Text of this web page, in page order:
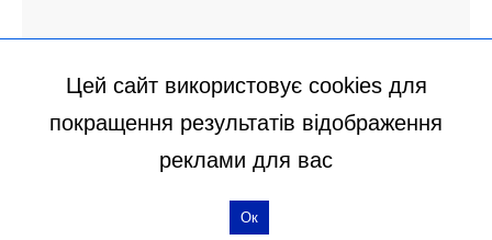
Цей сайт використовує cookies для
покращення результатів відображення
реклами для вас
Ок